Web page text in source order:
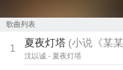
歌曲列表
1 夏夜灯塔 (小说《某
沈以诚 - 夏夜灯塔